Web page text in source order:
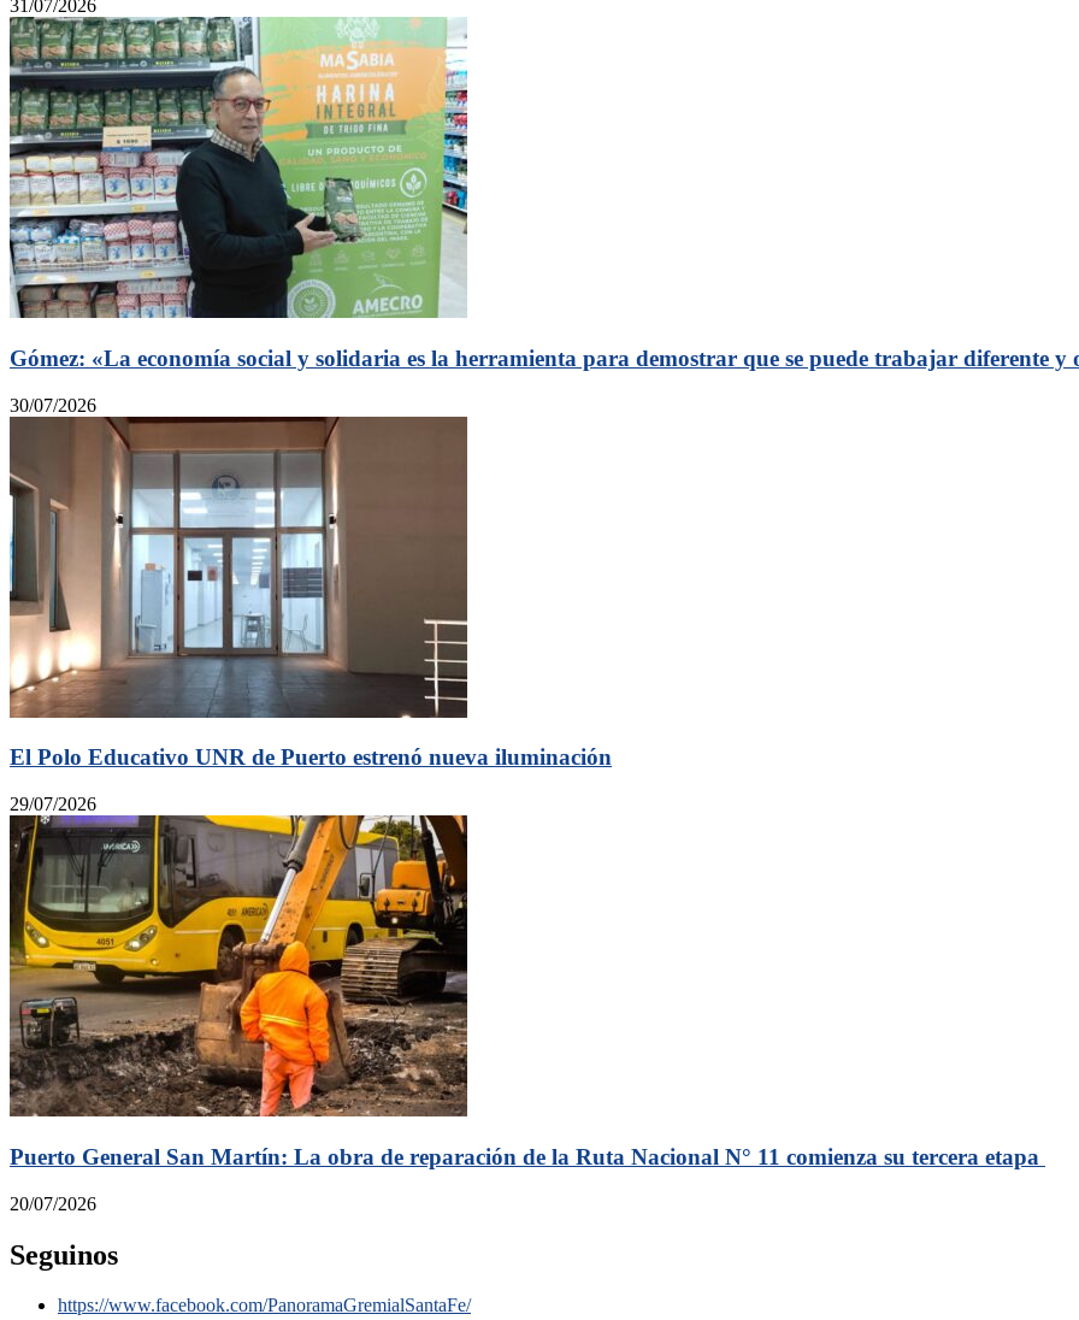
31/07/2026
Gómez: «La economía social y solidaria es la herramienta para demostrar que se puede trabajar diferente y
30/07/2026
El Polo Educativo UNR de Puerto estrenó nueva iluminación
29/07/2026
Puerto General San Martín: La obra de reparación de la Ruta Nacional N° 11 comienza su tercera etapa
20/07/2026
Seguinos
https://www.facebook.com/PanoramaGremialSantaFe/